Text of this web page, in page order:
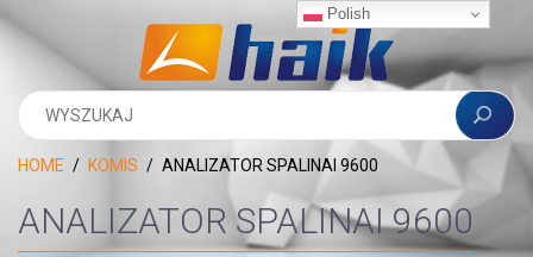
HOME KOMIS ANALIZATOR SPALINAI 9600
ANALIZATOR SPALINAI 9600
Polish